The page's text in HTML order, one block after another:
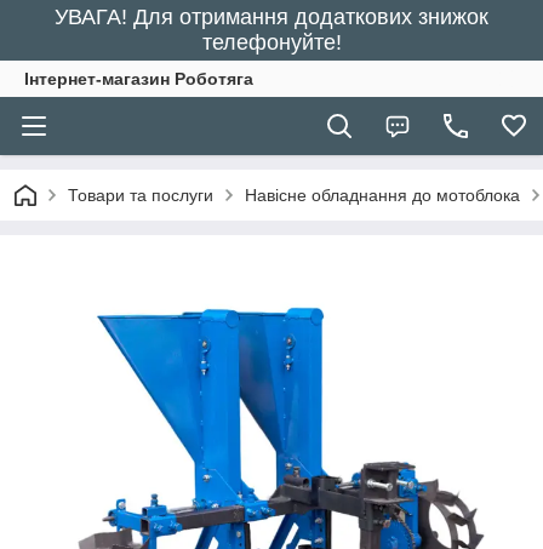
УВАГА! Для отримання додаткових знижок
телефонуйте!
Інтернет-магазин Роботяга
Товари та послуги Навісне обладнання до мотоблока